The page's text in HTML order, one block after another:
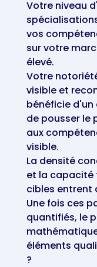
Votre niveau
vos
sur votre
élevé.
Votre
visible et
bénéficie
de pousser le
aux
visible.
La densité
et la capacité
cibles entrent
Une fois ces
quantifiés, le
éléments
?